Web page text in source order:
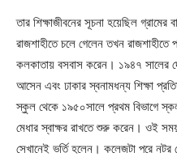
তার শিক্ষাজীবনের সূচনা হয়েছিল গ্রামের
রাজশাহীতে চলে গেলেন তখন রাজশাহীতে
কলকাতায় বসবাস করেন। ১৯৪৭ সালের
আসেন এবং ঢাকার স্বনামধন্য শিক্ষা
স্কুল থেকে ১৯৫০সালে প্রথম বিভাগে
মেধার স্বাক্ষর রাখতে শুরু করেন। ওই
সেখানেই ভর্তি হলেন। কলেজটা পরে নটর